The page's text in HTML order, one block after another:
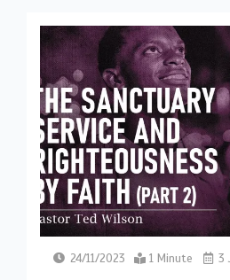
24/11/2023 1 Minute 3